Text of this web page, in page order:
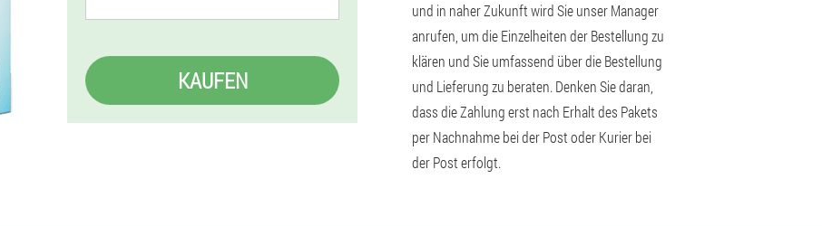
KAUFEN
und in naher Zukunft wird Sie unser Manager
anrufen, um die Einzelheiten der Bestellung zu
klären und Sie umfassend über die Bestellung
und Lieferung zu beraten. Denken Sie daran,
dass die Zahlung erst nach Erhalt des Pakets
per Nachnahme bei der Post oder Kurier bei
der Post erfolgt.